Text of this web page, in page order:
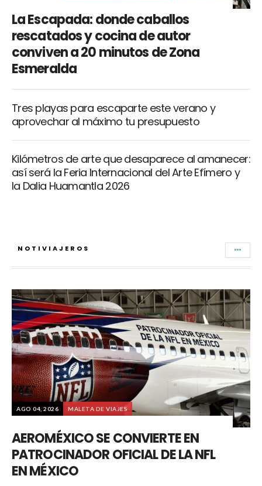
La Escapada: donde caballos
rescatados y cocina de autor
conviven a 20 minutos de Zona
Esmeralda
Tres playas para escaparte este verano y
aprovechar al máximo tu presupuesto
Kilómetros de arte que desaparece al amanecer:
así será la Feria Internacional del Arte Efímero y
la Dalia Huamantla 2026
NOTIVIAJEROS
AGO 04, 2026 MALETA DE VIAJES
AEROMÉXICO SE CONVIERTE EN
PATROCINADOR OFICIAL DE LA NFL
EN MÉXICO